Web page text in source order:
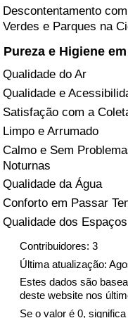
Descontentamento
Verdes e Parques na
Pureza e Higiene
Qualidade do Ar
Qualidade e
Satisfação com a
Limpo e Arrumado
Calmo e Sem
Noturnas
Qualidade da Água
Conforto em Passar
Qualidade dos
Contribuidores: 3
Última atualização:
Estes dados são
deste website nos
Se o valor é 0,
Saúde
Indicador de Saúde
Indicador de Saúde
Poluição
Indicador de
Índice de poluição
Indicador de
Trânsito